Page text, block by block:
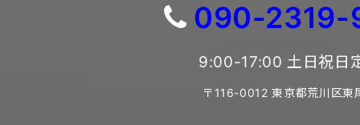
090-2319-
9:00-17:00 土日祝日
〒116-0012 東京都荒川区東